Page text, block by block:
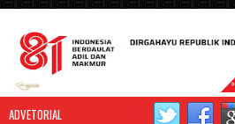
ADVETORIAL